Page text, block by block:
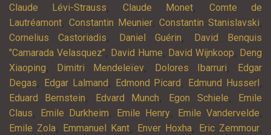
Claude Lévi-Strauss,Claude Monet,Comte de
Lautréamont, Constantin Meunier,Constantin Stanislavski,
Cornelius Castoriadis, Daniel Guérin,
David Benquis
"Camarada Velasquez", David Hume, David Wijnkoop, Deng
Xiaoping, Dimitri Mendeleïev, Dolores Ibarruri,
Edgar
Degas, Edgar Lalmand , Edmond Picard , Edmund Husserl ,
Eduard Bernstein, Edvard Munch, Egon Schiele,
Emile
Claus, Emile Durkheim, Emile Henry, Emile Vandervelde,
Emile Zola, Emmanuel Kant, Enver Hoxha, Eric Zemmour,